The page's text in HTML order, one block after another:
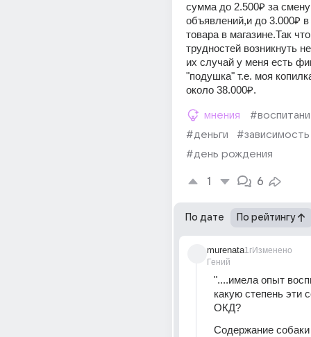
сумма до 2.500₽ за
объявлений,и до 3.000₽
товара в магазине.Так
трудностей возникнуть
их случай у меня есть
"подушка" т.е. моя
около 38.000₽.
мнения
#деньги
#зависимость
#день рождения
1 6
По дате По рейтингу
murenata
Гений
1гИзменено
"....имела опыт
какую степень эти
ОКД?
Содержание